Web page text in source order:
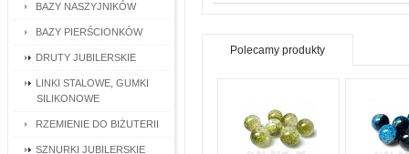
BAZY NASZYJNIKÓW
BAZY PIERŚCIONKÓW
DRUTY JUBILERSKIE
LINKI STALOWE, GUMKI
SILIKONOWE
RZEMIENIE DO BIŻUTERII
SZNURKI JUBILERSKIE
Polecamy produkty